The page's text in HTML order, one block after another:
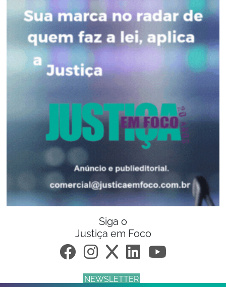
Siga o
Justiça em Foco
NEWSLETTER